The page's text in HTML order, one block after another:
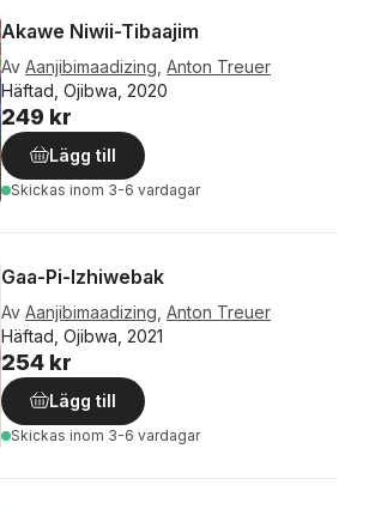
Akawe Niwii-Tibaajim
Av Aanjibimaadizing Anton Treuer
Häftad, Ojibwa, 2020
249 kr
Lägg till
Skickas inom 3-6 vardagar
Gaa-Pi-Izhiwebak
Av Aanjibimaadizing Anton Treuer
Häftad, Ojibwa, 2021
254 kr
Lägg till
Skickas inom 3-6 vardagar